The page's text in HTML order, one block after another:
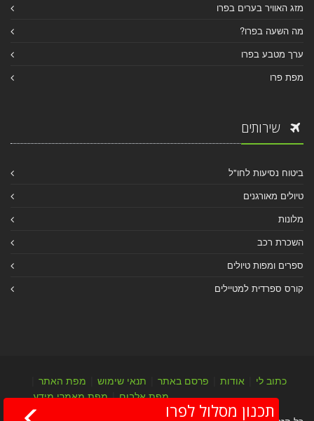
מזג האוויר בערים בפרו
מה השעה בפרו?
ערך מטבע בפרו
מפת פרו
שירותים
ביטוח נסיעות לחו"ל
טיולים מאורגנים
מלונות
השכרת רכב
ספרים ומפות טיולים
קורס ספרדית למטיילים
כתוב לי אודות פרסם באתר תנאי שימוש מפת האתר
מפת אלבום|מפת מאמרי מידע
תכנון מסלול לפרו